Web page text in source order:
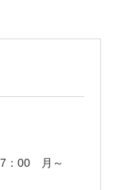
：00 月～